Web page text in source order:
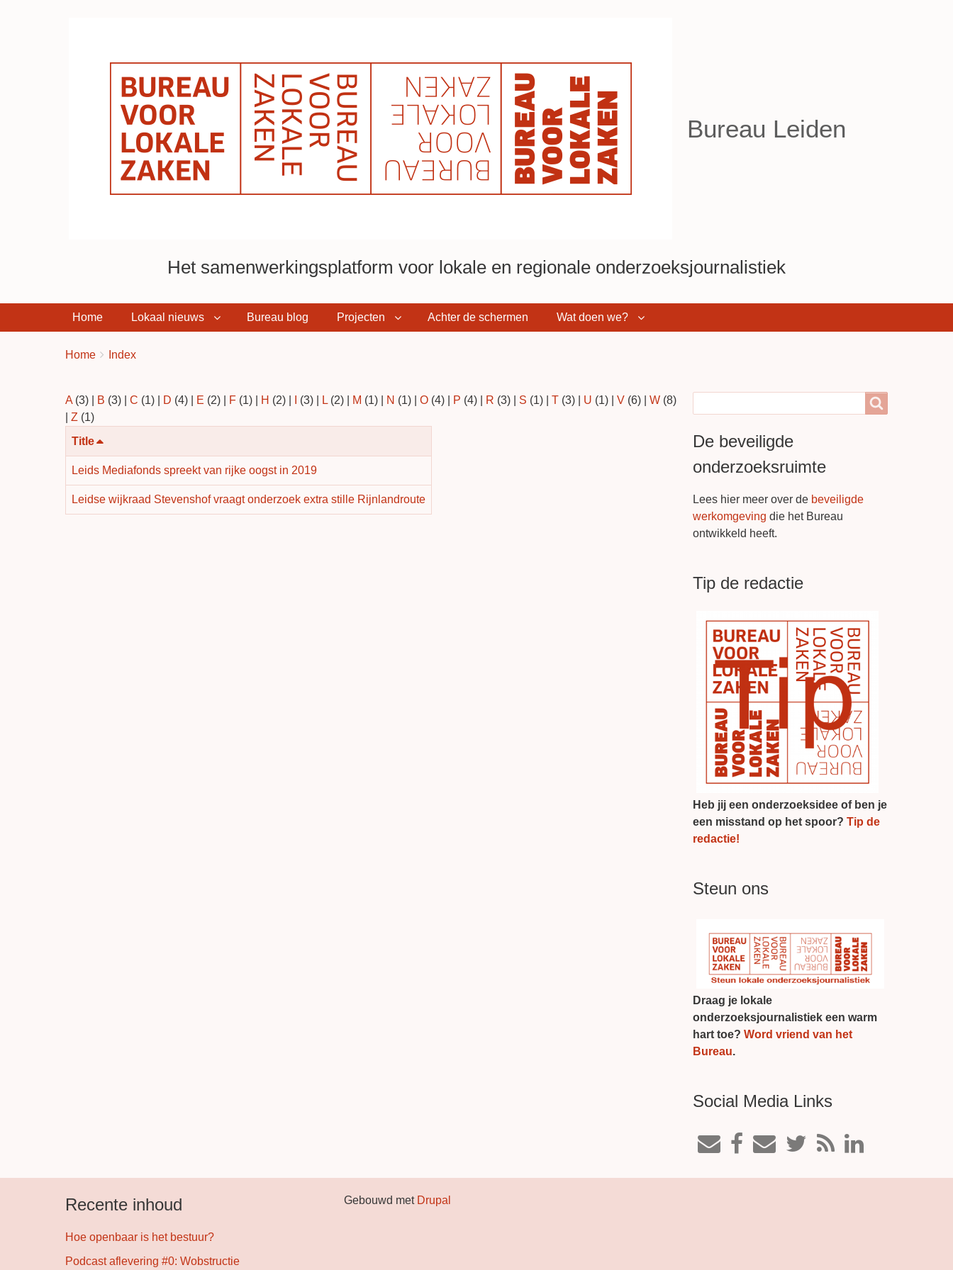
Bureau Leiden
Het samenwerkingsplatform voor lokale en regionale onderzoeksjournalistiek
Home Lokaal nieuws Bureau blog Projecten Achter de schermen Wat doen we?
Breadcrumbs
You
Home Index
A (3) B (3) C (1) D (4) E (2) F (1) H (2) (3) L (2) M (1) N (1) O (4) P (4) R (3) S (1) T (3) U (1) V (6) W (8)
Z (1)
TitleAflopend
sorteren
Leids Mediafonds spreekt van rijke oogst in 2019
Leidse wijkraad Stevenshof vraagt onderzoek extra stille Rijnlandroute
De beveiligde
onderzoeksruimte
Lees hier meer over de beveiligde
werkomgeving die het Bureau
ontwikkeld heeft.
Tip de redactie
Heb jij een onderzoeksidee of ben je
een misstand op het spoor? Tip de
redactie!
Steun ons
Draag je lokale
onderzoeksjournalistiek een warm
hart toe? Word vriend van het
Bureau.
Social Media Links
Recente inhoud
Hoe openbaar is het bestuur?
Podcast aflevering #0: Wobstructie
Gebouwd met Drupal